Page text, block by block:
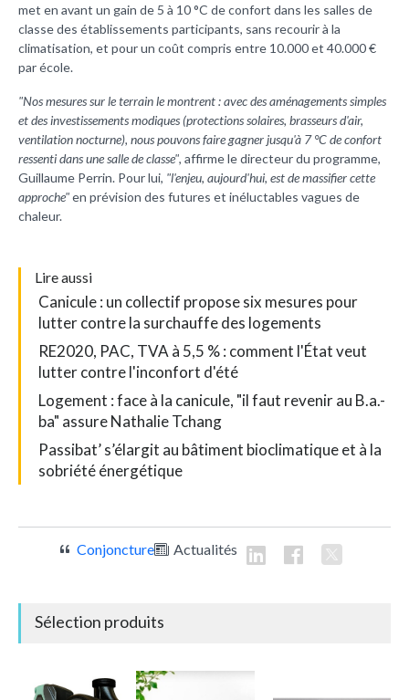
met en avant un gain de 5 à 10 °C de confort dans les salles de
classe des établissements participants, sans recourir à la
climatisation, et pour un coût compris entre 10.000 et 40.000 €
par école.
"Nos mesures sur le terrain le montrent : avec des aménagements simples
et des investissements modiques (protections solaires, brasseurs d'air,
ventilation nocturne), nous pouvons faire gagner jusqu'à 7 °C de confort
ressenti dans une salle de classe", affirme le directeur du programme,
Guillaume Perrin. Pour lui, "l'enjeu, aujourd'hui, est de massifier cette
approche"en prévision des futures et inéluctables vagues de
chaleur.
Lire aussi
Canicule : un collectif propose six mesures pour
lutter contre la surchauffe des logements
RE2020, PAC, TVA à 5,5 % : comment l'État veut
lutter contre l'inconfort d'été
Logement : face à la canicule, "il faut revenir au B.a.-
ba" assure Nathalie Tchang
Passibat’ s’élargit au bâtiment bioclimatique et à la
sobriété énergétique
Conjoncture Actualités
Sélection produits